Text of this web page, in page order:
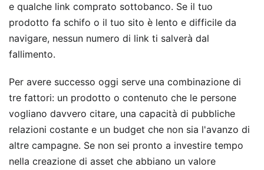
e qualche link comprato sottobanco. Se il tuo
prodotto fa schifo o il tuo sito è lento e difficile da
navigare, nessun numero di link ti salverà dal
fallimento.
Per avere successo oggi serve una combinazione di
tre fattori: un prodotto o contenuto che le persone
vogliano davvero citare, una capacità di pubbliche
relazioni costante e un budget che non sia l'avanzo di
altre campagne. Se non sei pronto a investire tempo
nella creazione di asset che abbiano un valore